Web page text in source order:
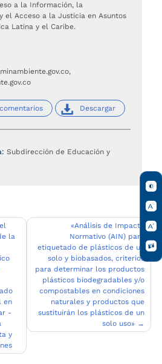
a la Información, la
el Acceso a la Justicia en Asuntos
Latina y el Caribe.
Descargar
Subdirección de Educación y
la
en
-
y
«Análisis de Impacto
Normativo (AIN) para
etiquetado de plásticos de un
solo y biobasados, criterios
para determinar los productos
plásticos biodegradables y/o
compostables en condiciones
naturales y productos que
sustituirán los plásticos de un
solo uso»